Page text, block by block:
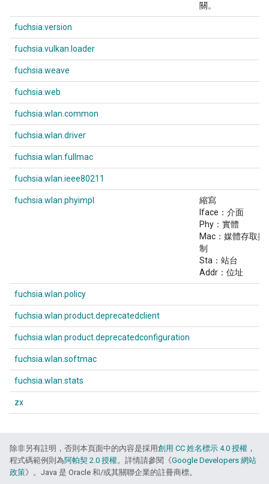
關。
fuchsia.version
fuchsia.vulkan.loader
fuchsia.weave
fuchsia.web
fuchsia.wlan.common
fuchsia.wlan.driver
fuchsia.wlan.fullmac
fuchsia.wlan.ieee80211
fuchsia.wlan.phyimpl
縮寫
Iface：介面
Phy：實體
Mac：媒體存取控
制
Sta：站台
Addr：位址
fuchsia.wlan.policy
fuchsia.wlan.product.deprecatedclient
fuchsia.wlan.product.deprecatedconfiguration
fuchsia.wlan.softmac
fuchsia.wlan.stats
zx
除非另有註明，否則本頁面中的內容是採用創用 CC 姓名標示 4.0 授權 ，
程式碼範例則為阿帕契 2.0 授權。詳情請參閱《Google Developers 網站
政策》。Java 是 Oracle 和/或其關聯企業的註冊商標。